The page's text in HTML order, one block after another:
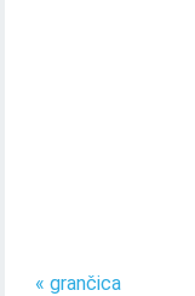
« grančica